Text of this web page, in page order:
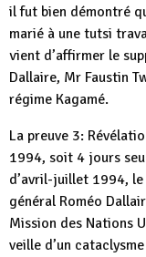
il fut bien démontré
marié à une tutsi
vient d’affirmer le
Dallaire, Mr Faustin
régime Kagamé.
La preuve 3:
1994, soit 4 jours
d’avril-juillet 1994, le
général Roméo
Mission des Nations
veille d’un